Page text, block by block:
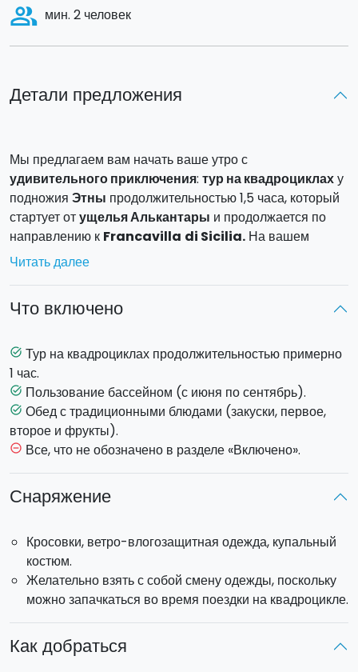
Детали предложения
Мы предлагаем вам начать ваше утро с
удивительного приключения: тур на квадроциклаху
подножия Этны продолжительностью 1,5 часа, который
стартует отущелья Алькантары и продолжается по
направлению к Francavilla di Sicilia. На вашем
квадроцикле вы проедетесь по грунтовым дорогам и
насладитесь уникальным и запоминающимся
В конце прогулки на квадроциклах, примерно через час,
расслабиться и поплавать в бассейне. Бассейн открытс
июня по конец сентября
С октября по майвы сможете провести время в
агротуризме и насладиться очаровательной природой.
На обедВам будет предложенообширное меню
второе блюдо, фрукты, стакан вина и 1/2 воды).
Каждый квадроцикл расчитан на 2 человек.
Читать далее
Что включено
task_alt Тур на квадроциклах продолжительностью примерно
1 час.
task_alt Пользование бассейном (с июня по сентябрь).
task_alt Обед с традиционными блюдами (закуски, первое,
второе и фрукты).
remove_circle_outline Все, что не обозначено в разделе «Включено».
Снаряжение
Кросовки, ветро-влогозащитная одежда, купальный
костюм.
Желательно взять с собой смену одежды, поскольку
можно запачкаться во время поездки на квадроцикле.
Как добраться
people_alt мин. 2 человек